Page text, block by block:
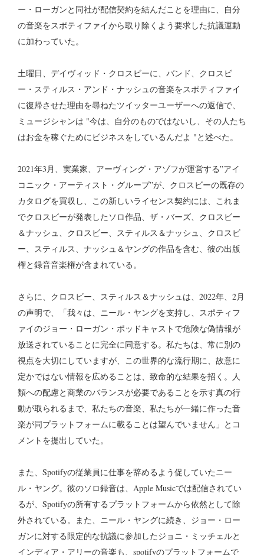
ー・ローガンと同社が配信契約を結んだことを理由に、自分
の音楽をスポティファイから取り除くよう要求した抗議運動
に加わっていた。
土曜日、デイヴィッド・クロスビーに、バンド、クロスビ
ー・スティルス・アンド・ナッシュの音楽をスポティファイ
に復帰させた理由を尋ねたツイッターユーザーへの返信で、
ミュージシャンは "今は、自分のものではないし、その人たち
はお金を稼ぐためにビジネスをしているんだよ "と述べた。
2021年3月、実業家、アーヴィング・アゾフが運営する”アイ
コニック・アーティスト・グループ”が、クロスビーの既存の
カタログを買収し、この新しいライセンス契約には、これま
でクロスビーが発表したソロ作品、ザ・バーズ、クロスビー
＆ナッシュ、クロスビー、スティルス＆ナッシュ、クロスビ
ー、スティルス、ナッシュ＆ヤングの作品を含む、彼の出版
権と録音音楽権が含まれている。
さらに、クロスビー、スティルス＆ナッシュは、2022年、2月
の声明で、「我々は、ニール・ヤングを支持し、スポティフ
ァイのジョー・ローガン・ポッドキャストで危険な偽情報が
放送されていることに完全に同意する。私たちは、常に別の
視点を大切にしていますが、この世界的な流行期に、故意に
定かではない情報を広めることは、致命的な結果を招く。人
類への配慮と商業のバランスが必要であることを示す真の行
動が取られるまで、私たちの音楽、私たちが一緒に作った音
楽が同プラットフォームに載ることは望んでいません」とコ
メントを提出していた。
また、Spotifyの従業員に仕事を辞めるよう促していたニー
ル・ヤング。彼のソロ録音は、Apple Musicでは配信されてい
るが、Spotifyの所有するプラットフォームから依然として除
外されている。また、ニール・ヤングに続き、ジョー・ロー
ガンに対する限定的な抗議に参加したジョニ・ミッチェルと
インディア・アリーの音楽も、spotifyのプラットフォームで